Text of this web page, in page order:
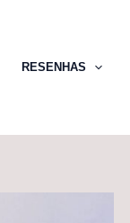
RESENHAS